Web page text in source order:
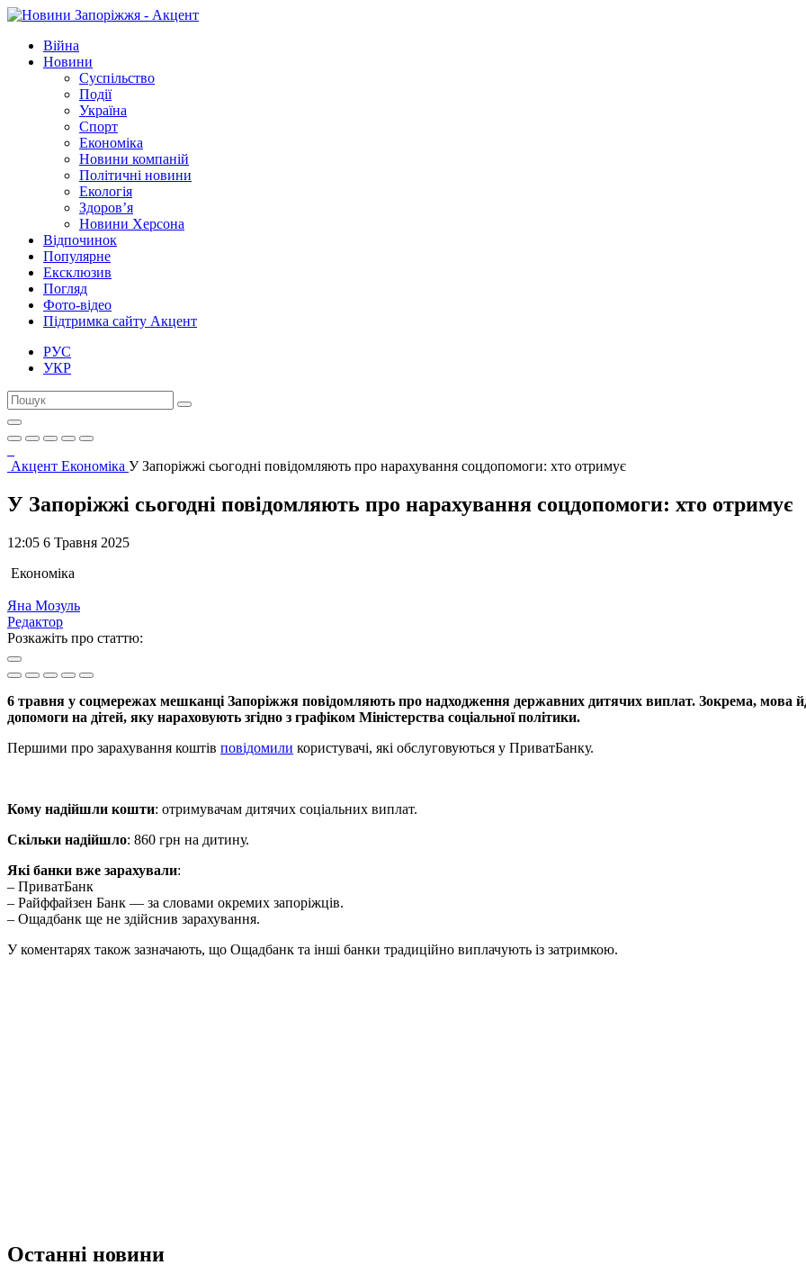
Війна
Новини
Суспільство
Події
Україна
Спорт
Економіка
Новини компаній
Політичні новини
Екологія
Здоров’я
Новини Херсона
Відпочинок
Популярне
Ексклюзив
Погляд
Фото-відео
Підтримка сайту Акцент
РУС
УКР
Акцент Економіка У Запоріжжі сьогодні повідомляють про нарахування соцдопомоги: хто отримує
У Запоріжжі сьогодні повідомляють про нарахування соцдопомоги: хто отримує
12:05 6 Травня 2025
Економіка
Яна Мозуль
Редактор
Розкажіть про статтю:
6 травня у соцмережах мешканці Запоріжжя повідомляють про надходження державних дитячих виплат. Зокрема, мова
допомоги на дітей, яку нараховують згідно з графіком Міністерства соціальної політики.
Першими про зарахування коштів повідомили користувачі, які обслуговуються у ПриватБанку.
Кому надійшли кошти: отримувачам дитячих соціальних виплат.
Скільки надійшло: 860 грн на дитину.
Які банки вже зарахували:
– ПриватБанк
– Райффайзен Банк — за словами окремих запоріжців.
– Ощадбанк ще не здійснив зарахування.
У коментарях також зазначають, що Ощадбанк та інші банки традиційно виплачують із затримкою.
Останні новини